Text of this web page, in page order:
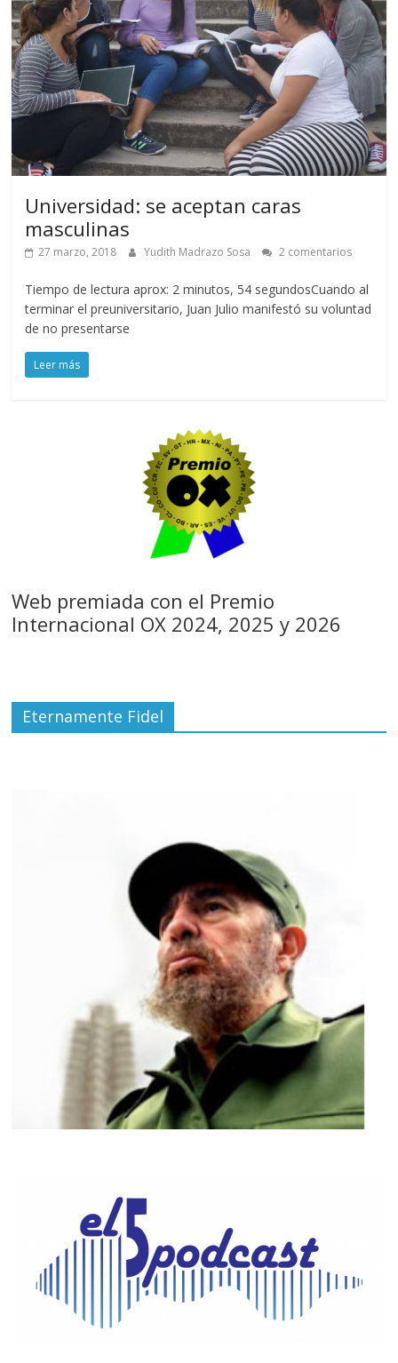
Universidad: se aceptan caras
masculinas
27 marzo, 2018 Yudith Madrazo Sosa 2 comentarios
Tiempo de lectura aprox: 2 minutos, 54 segundosCuando al
terminar el preuniversitario, Juan Julio manifestó su voluntad
de no presentarse
Leer más
Web premiada con el Premio
Internacional OX 2024, 2025 y 2026
Eternamente Fidel